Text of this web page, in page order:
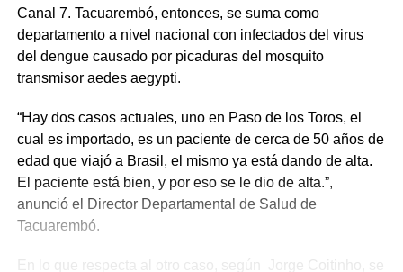
Canal 7. Tacuarembó, entonces, se suma como
departamento a nivel nacional con infectados del virus
del dengue causado por picaduras del mosquito
transmisor aedes aegypti.
“Hay dos casos actuales, uno en Paso de los Toros, el
cual es importado, es un paciente de cerca de 50 años de
edad que viajó a Brasil, el mismo ya está dando de alta.
El paciente está bien, y por eso se le dio de alta.”,
anunció el Director Departamental de Salud de
Tacuarembó.